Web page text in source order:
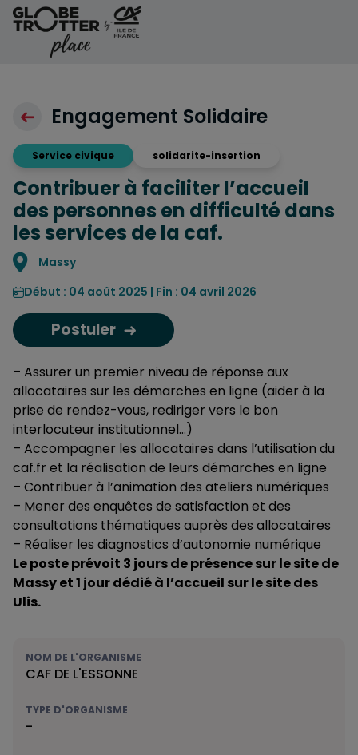
Aller au contenu
Engagement Solidaire
Service civique solidarite-insertion
Contribuer à faciliter l’accueil
des personnes en difficulté dans
les services de la caf.
Localisation
Massy
Début : 04 août 2025 | Fin : 04 avril 2026
Postuler
– Assurer un premier niveau de réponse aux
allocataires sur les démarches en ligne (aider à la
prise de rendez-vous, rediriger vers le bon
interlocuteur institutionnel…)
– Accompagner les allocataires dans l’utilisation du
caf.fr et la réalisation de leurs démarches en ligne
– Contribuer à l’animation des ateliers numériques
– Mener des enquêtes de satisfaction et des
consultations thématiques auprès des allocataires
– Réaliser les diagnostics d’autonomie numérique
Le poste prévoit 3 jours de présence sur le site de
Massy et 1 jour dédié à l’accueil sur le site des
Ulis.
NOM DE L'ORGANISME
CAF DE L'ESSONNE
TYPE D'ORGANISME
-